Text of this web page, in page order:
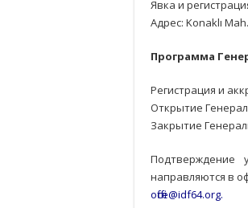
Явка и
Адрес: Konaklı
Программа
Регистрация и
Открытие
Закрытие
Подтверждение
направляются в
office@idf64.org.